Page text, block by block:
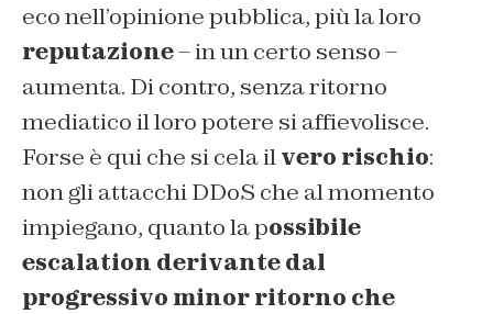
eco nell’opinione pubblica, più la loro
reputazione– in un certo senso –
aumenta. Di contro, senza ritorno
mediatico il loro potere si affievolisce.
Forse è qui che si cela ilvero rischio:
non gli attacchi DDoS che al momento
impiegano, quanto la possibile
escalation derivante dal
progressivo minor ritorno che